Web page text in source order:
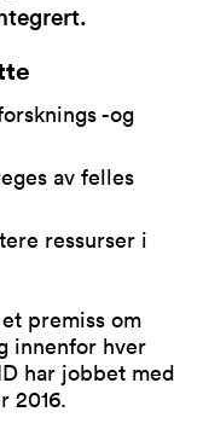
-og
av felles
ressurser i
premiss om
innenfor hver
har jobbet med
2016.